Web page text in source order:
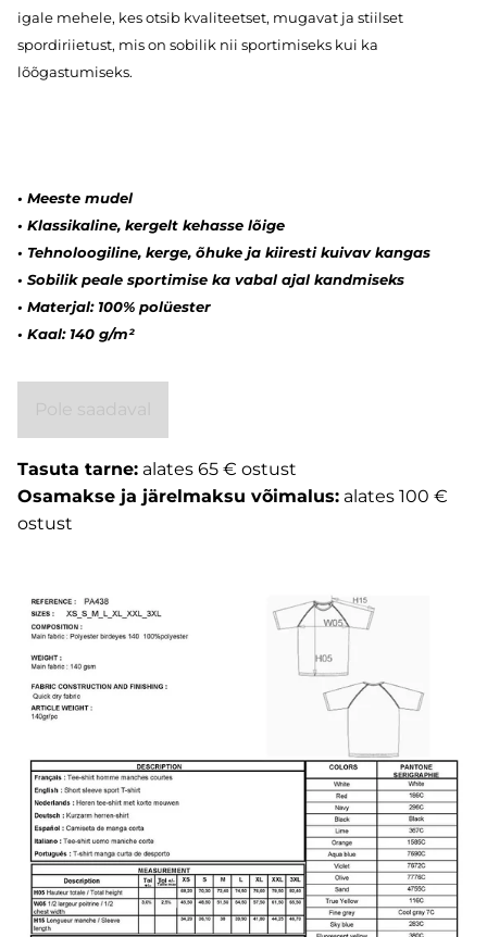
igale mehele, kes otsib kvaliteetset, mugavat ja stiilset
spordiriietust, mis on sobilik nii sportimiseks kui ka
lõõgastumiseks.
• Meeste mudel
• Klassikaline, kergelt kehasse lõige
• Tehnoloogiline, kerge, õhuke ja kiiresti kuivav kangas
• Sobilik peale sportimise ka vabal ajal kandmiseks
• Materjal: 100% polüester
• Kaal: 140 g/m²
Tasuta tarne: alates 65 € ostust
Osamakse ja järelmaksu võimalus: alates 100 €
ostust